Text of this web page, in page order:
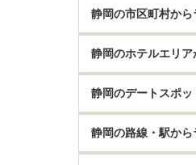
静岡の市区町村か
静岡のホテルエリ
静岡のデートスポ
静岡の路線・駅か